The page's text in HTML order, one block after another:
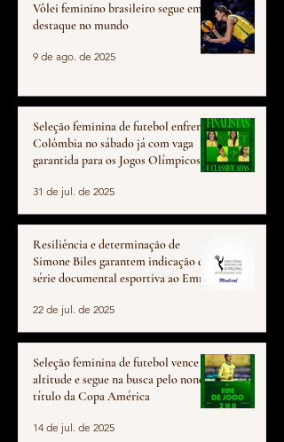
Vôlei feminino brasileiro segue em
destaque no mundo
9 de ago. de 2025
Seleção feminina de futebol enfrenta
Colômbia no sábado já com vaga
garantida para os Jogos Olímpicos de
31 de jul. de 2025
Resiliência e determinação de
Simone Biles garantem indicação de
série documental esportiva ao Emmy
22 de jul. de 2025
Seleção feminina de futebol vence
altitude e segue na busca pelo nono
título da Copa América
14 de jul. de 2025